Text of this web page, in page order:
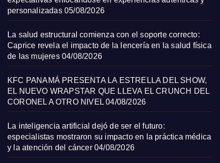
personalizadas 05/08/2026
La salud estructural comienza con el soporte correcto:
Caprice revela el impacto de la lencería en la salud física
de las mujeres 04/08/2026
KFC PANAMÁ PRESENTA LA ESTRELLA DEL SHOW,
EL NUEVO WRAPSTAR QUE LLEVA EL CRUNCH DEL
CORONEL A OTRO NIVEL 04/08/2026
La inteligencia artificial dejó de ser el futuro:
especialistas mostraron su impacto en la práctica médica
y la atención del cáncer 04/08/2026